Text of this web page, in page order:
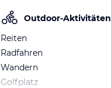
Outdoor-Aktivitäten
Reiten
Radfahren
Wandern
Golfplatz